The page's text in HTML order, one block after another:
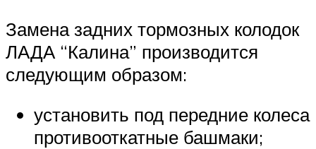
Замена задних тормозных колодок
ЛАДА “Калина” производится
следующим образом:
установить под передние колеса
противооткатные башмаки;